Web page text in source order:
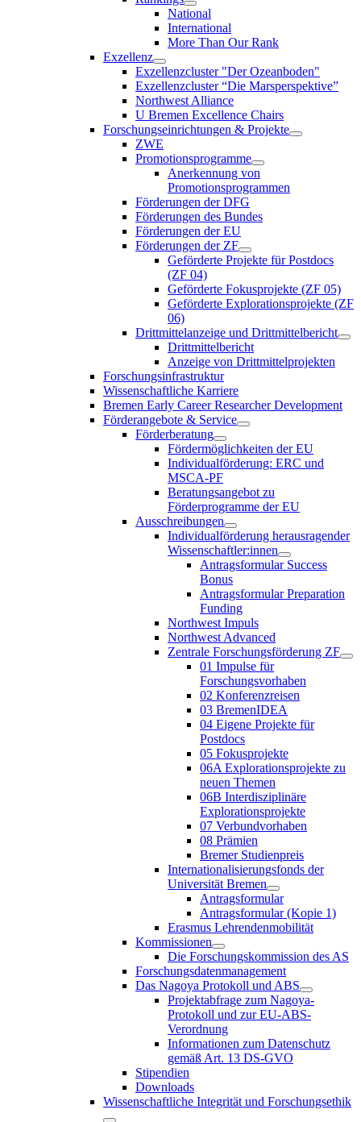
National
International
More Than Our Rank
Exzellenz
Exzellenzcluster "Der Ozeanboden"
Exzellenzcluster “Die Marsperspektive”
Northwest Alliance
U Bremen Excellence Chairs
Forschungseinrichtungen & Projekte
ZWE
Promotionsprogramme
Anerkennung von
Promotionsprogrammen
Förderungen der DFG
Förderungen des Bundes
Förderungen der EU
Förderungen der ZF
Geförderte Projekte für Postdocs
(ZF 04)
Geförderte Fokusprojekte (ZF 05)
Geförderte Explorationsprojekte (ZF
06)
Drittmittelanzeige und Drittmittelbericht
Drittmittelbericht
Anzeige von Drittmittelprojekten
Forschungsinfrastruktur
Wissenschaftliche Karriere
Bremen Early Career Researcher Development
Förderangebote & Service
Förderberatung
Fördermöglichkeiten der EU
Individualförderung: ERC und
MSCA-PF
Beratungsangebot zu
Förderprogramme der EU
Ausschreibungen
Individualförderung herausragender
Wissenschaftler:innen
Antragsformular Success
Bonus
Antragsformular Preparation
Funding
Northwest Impuls
Northwest Advanced
Zentrale Forschungsförderung ZF
01 Impulse für
Forschungsvorhaben
02 Konferenzreisen
03 BremenIDEA
04 Eigene Projekte für
Postdocs
05 Fokusprojekte
06A Explorationsprojekte zu
neuen Themen
06B Interdisziplinäre
Explorationsprojekte
07 Verbundvorhaben
08 Prämien
Bremer Studienpreis
Internationalisierungsfonds der
Universität Bremen
Antragsformular
Antragsformular (Kopie 1)
Erasmus Lehrendenmobilität
Kommissionen
Die Forschungskommission des AS
Forschungsdatenmanagement
Das Nagoya Protokoll und ABS
Projektabfrage zum Nagoya-
Protokoll und zur EU-ABS-
Verordnung
Informationen zum Datenschutz
gemäß Art. 13 DS-GVO
Stipendien
Downloads
Wissenschaftliche Integrität und Forschungsethik